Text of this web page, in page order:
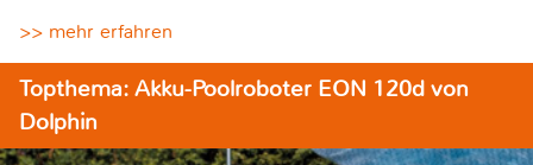
>> mehr erfahren
Topthema: Akku-Poolroboter EON 120d von
Dolphin